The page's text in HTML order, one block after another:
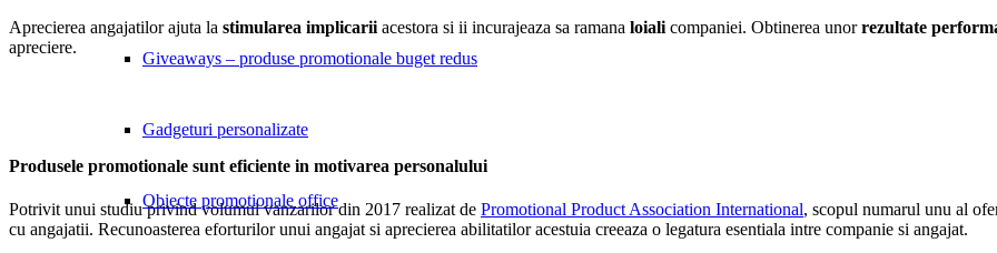
Giveaways – produse promotionale buget redus
Gadgeturi personalizate
Obiecte promotionale office
Aprecierea angajatilor ajuta la stimularea implicarii acestora si ii incurajeaza sa ramana loiali companiei. Obtinerea unorrezultate
apreciere.
Produsele promotionale sunt eficiente in motivarea personalului
Potrivit unui studiu privind volumul vanzarilor din 2017 realizat de Promotional Product Association International, scopul numarul unu al
cu angajatii. Recunoasterea eforturilor unui angajat si aprecierea abilitatilor acestuia creeaza o legatura esentiala intre companie si angajat.